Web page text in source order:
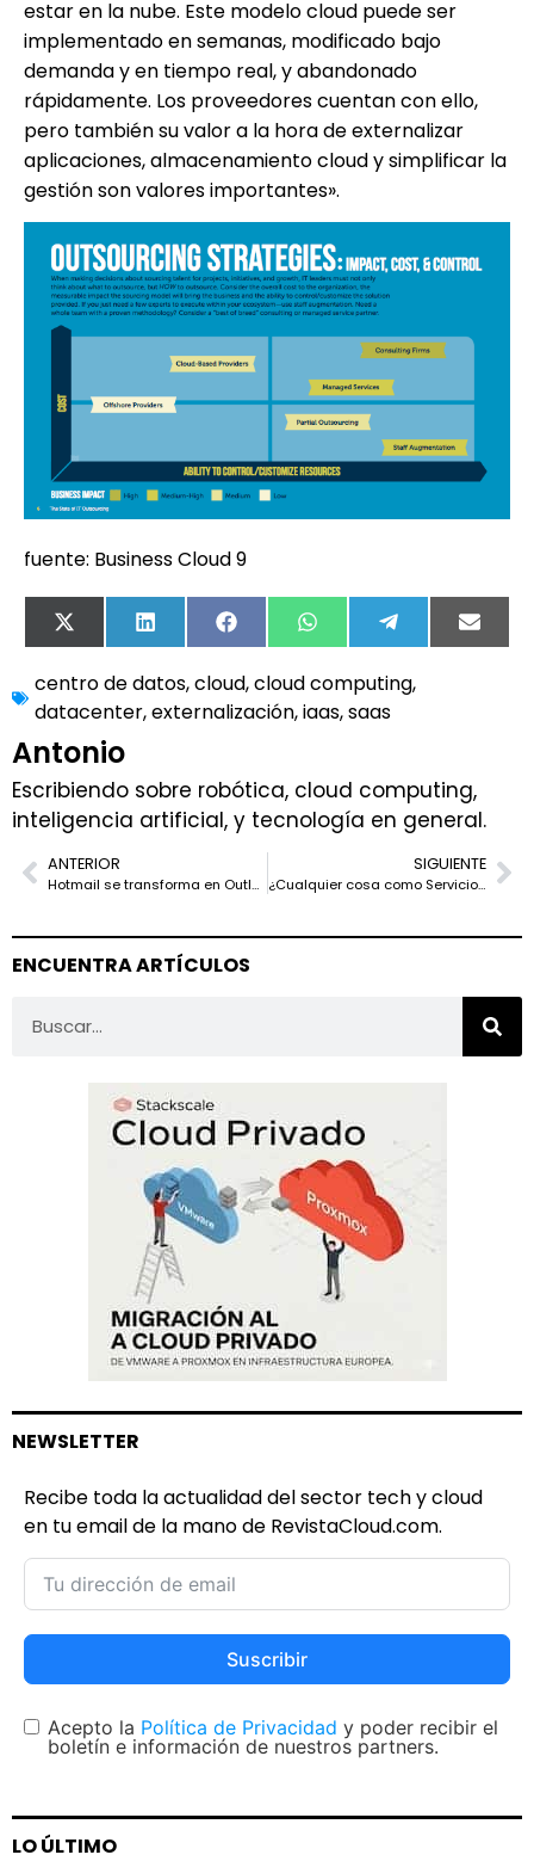
estar en la nube. Este modelo cloud puede ser
implementado en semanas, modificado bajo
demanda y en tiempo real, y abandonado
rápidamente. Los proveedores cuentan con ello,
pero también su valor a la hora de externalizar
aplicaciones, almacenamiento cloud y simplificar la
gestión son valores importantes».
fuente: Business Cloud 9
X
(Twitter)
LinkedIn FacebookWhatsApp TelegramEmail
centro de datos,cloud,cloud computing,
datacenter,externalización,iaas,saas
Antonio
Escribiendo sobre robótica, cloud computing,
inteligencia artificial, y tecnología en general.
ANTERIOR
Hotmail se transforma en Outlook
SIGUIENTE
¿Cualquier cosa como Servicio? Aprende sobre los nuevos conceptos en Cloud
ENCUENTRA ARTÍCULOS
NEWSLETTER
Recibe toda la actualidad del sector tech y cloud
en tu email de la mano de RevistaCloud.com.
Suscribir
Acepto la Política de Privacidad y poder recibir el
boletín e información de nuestros partners.
LO ÚLTIMO